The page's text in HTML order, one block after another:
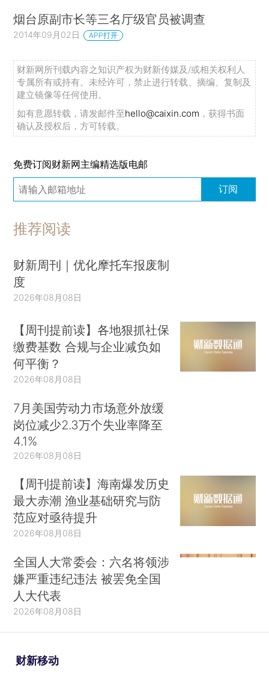
烟台原副市长等三名厅级官员被调查
2014年09月02日 APP打开
财新网所刊载内容之知识产权为财新传媒及/或相关权利人
专属所有或持有。未经许可，禁止进行转载、摘编、复制及
建立镜像等任何使用。
如有意愿转载，请发邮件至hello@caixin.com ，获得书面
确认及授权后，方可转载。
免费订阅财新网主编精选版电邮
订阅
推荐阅读
财新周刊｜优化摩托车报废制
度
2026年08月08日
【周刊提前读】各地狠抓社保
缴费基数 合规与企业减负如
何平衡？
2026年08月08日
7月美国劳动力市场意外放缓
岗位减少2.3万个失业率降至
4.1%
2026年08月08日
【周刊提前读】海南爆发历史
最大赤潮 渔业基础研究与防
范应对亟待提升
2026年08月08日
全国人大常委会：六名将领涉
嫌严重违纪违法 被罢免全国
人大代表
2026年08月08日
财新移动